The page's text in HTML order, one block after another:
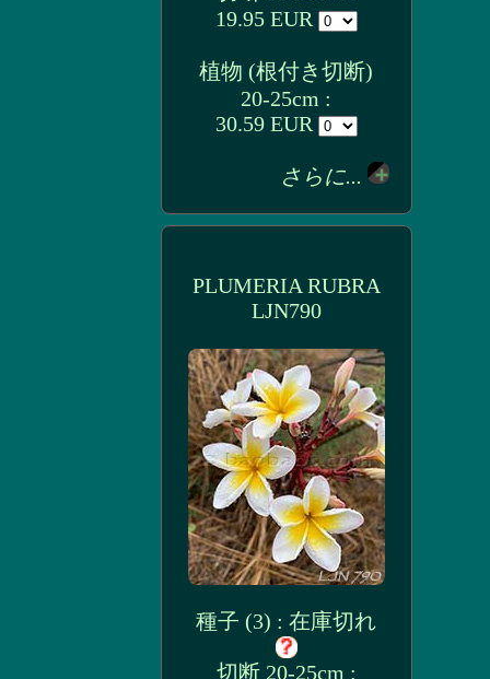
19.95 EUR
植物 (根付き切断)
20-25cm :
30.59 EUR
さらに...
PLUMERIA RUBRA
LJN790
種子 (3) : 在庫切れ
切断 20-25cm :